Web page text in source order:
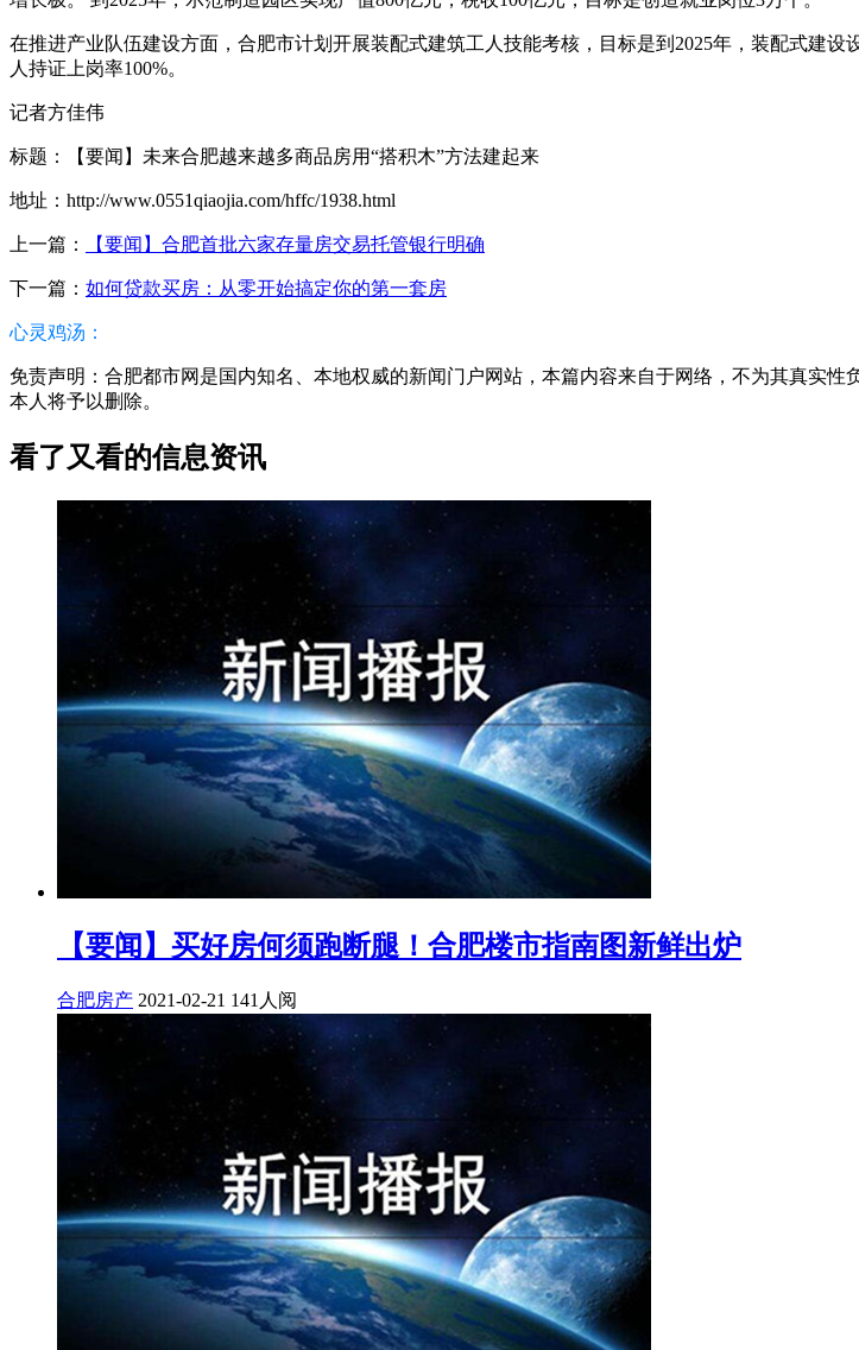
在推进产业队伍建设方面，合肥市计划开展装配式建筑工人技能考核，目标是到2025年，装配式建
人持证上岗率100%。
记者方佳伟
标题：【要闻】未来合肥越来越多商品房用“搭积木”方法建起来
地址：http://www.0551qiaojia.com/hffc/1938.html
上一篇： 【要闻】合肥首批六家存量房交易托管银行明确
下一篇： 如何贷款买房：从零开始搞定你的第一套房
心灵鸡汤：
免责声明：合肥都市网是国内知名、本地权威的新闻门户网站，本篇内容来自于网络，不为其真实性
本人将予以删除。
看了又看的信息资讯
【要闻】买好房何须跑断腿！合肥楼市指南图新鲜出炉
合肥房产 2021-02-21 141人阅